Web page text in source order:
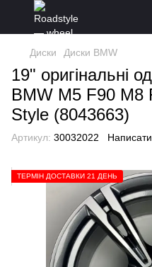
Диски Диски BMW
19" оригінальні
BMW M5 F90 M8
Style (8043663)
Артикул: 30032022 Написати
ТЕРМІН ДОСТАВКИ 21 ДЕНЬ